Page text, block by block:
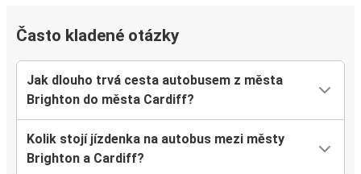
Často kladené otázky
Jak dlouho trvá cesta autobusem z města
Brighton do města Cardiff?
Kolik stojí jízdenka na autobus mezi městy
Brighton a Cardiff?